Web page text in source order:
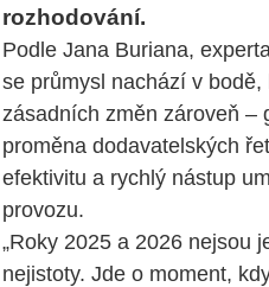
rozhodování.
Podle Jana Buriana,
se průmysl nachází v
zásadních změn zároveň –
proměna dodavatelských
efektivitu a rychlý nástup
provozu.
„Roky 2025 a 2026 nejsou
nejistoty. Jde o moment,